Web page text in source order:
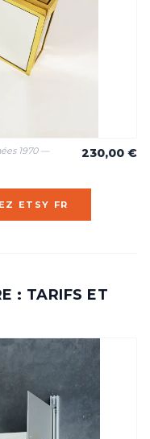
1970 —
230,00 €
ETSY FR
: TARIFS ET